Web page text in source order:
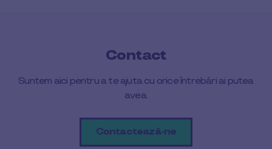
Contact
Suntem aici pentru a te ajuta cu orice întrebări ai putea
avea.
Contactează-ne